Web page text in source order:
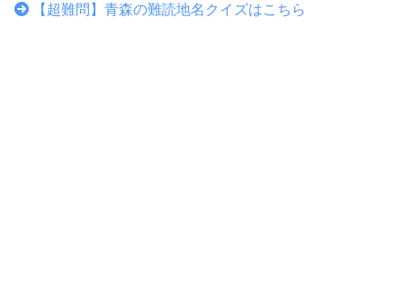
【超難問】青森の難読地名クイズはこちら